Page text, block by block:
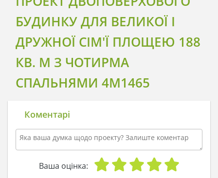
БУДИНКУ ДЛЯ ВЕЛИКОЇ І
ДРУЖНОЇ СІМ'Ї ПЛОЩЕЮ 188
КВ. М З ЧОТИРМА
СПАЛЬНЯМИ 4M1465
Коментарі
Ваша оцінка: